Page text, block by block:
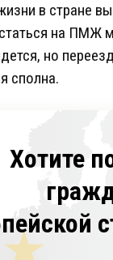
в стране
на ПМЖ
но
сполна.
Хотите